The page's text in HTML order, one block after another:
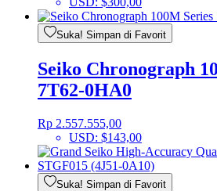
Suka! Simpan di Favorit
Seiko Chronograph
7T62-0HA0
Rp 2.557.555,00
USD: $143,00
Suka! Simpan di Favorit